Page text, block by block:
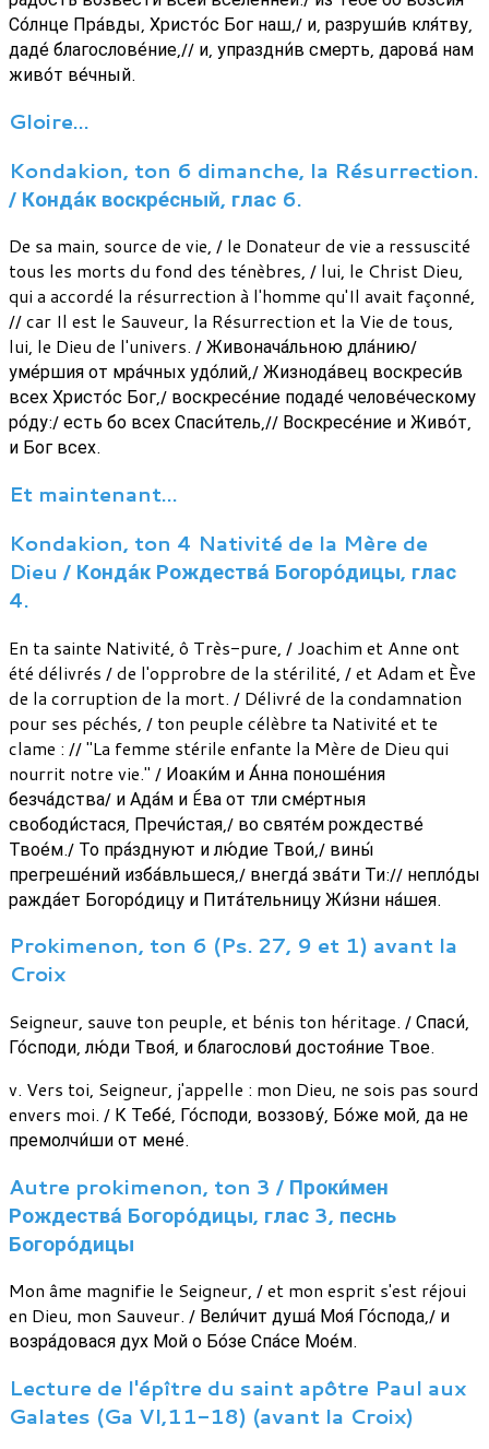
Со́лнце Пра́вды, Христо́с Бог наш,/ и, разруши́в кля́тву,
даде́ благослове́ние,// и, упраздни́в смерть, дарова́ нам
живо́т ве́чный.
Gloire…
Kondakion, ton 6 dimanche, la Résurrection.
/ Конда́к воскре́сный, глас 6.
De sa main, source de vie, / le Donateur de vie a ressuscité
tous les morts du fond des ténèbres, / lui, le Christ Dieu,
qui a accordé la résurrection à l'homme qu'Il avait façonné,
// car Il est le Sauveur, la Résurrection et la Vie de tous,
lui, le Dieu de l'univers. / Живонача́льною дла́нию/
уме́ршия от мра́чных удо́лий,/ Жизнода́вец воскреси́в
всех Христо́с Бог,/ воскресе́ние подаде́ челове́ческому
ро́ду:/ есть бо всех Спаси́тель,// Воскресе́ние и Живо́т,
и Бог всех.
Et maintenant…
Kondakion, ton 4 Nativité de la Mère de
Dieu / Конда́к Рождества́ Богоро́дицы, глас
4.
En ta sainte Nativité, ô Très-pure, / Joachim et Anne ont
été délivrés / de l'opprobre de la stérilité, / et Adam et Ève
de la corruption de la mort. / Délivré de la condamnation
pour ses péchés, / ton peuple célèbre ta Nativité et te
clame : // "La femme stérile enfante la Mère de Dieu qui
nourrit notre vie." / Иоаки́м и А́нна поноше́ния
безча́дства/ и Ада́м и Éва от тли сме́ртныя
свободи́стася, Пречи́стая,/ во святе́м рождестве́
Твое́м./ То пра́зднуют и лю́дие Твои́,/ вины́
прегреше́ний изба́вльшеся,/ внегда́ зва́ти Ти:// непло́ды
ражда́ет Богоро́дицу и Пита́тельницу Жи́зни на́шея.
Prokimenon, ton 6 (Ps. 27, 9 et 1) avant la
Croix
Seigneur, sauve ton peuple, et bénis ton héritage. / Спаси́,
Го́споди, лю́ди Твоя́, и благослови́ достоя́ние Твое.
v. Vers toi, Seigneur, j'appelle : mon Dieu, ne sois pas sourd
envers moi. / К Тебе́, Го́споди, воззову́, Бо́же мой, да не
премолчи́ши от мене́.
Autre prokimenon, ton 3 / Проки́мен
Рождества́ Богоро́дицы, глас 3, песнь
Богоро́дицы
Mon âme magnifie le Seigneur, / et mon esprit s'est réjoui
en Dieu, mon Sauveur. / Вели́чит душа́ Моя́ Го́спода,/ и
возра́довася дух Мой о Бо́зе Спа́се Мое́м.
Lecture de l'épître du saint apôtre Paul aux
Galates (Ga VI,11-18) (avant la Croix)